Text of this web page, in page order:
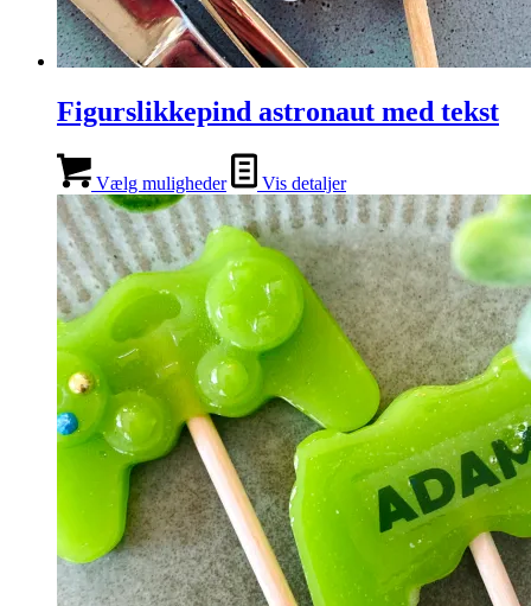
Figurslikkepind astronaut med tekst
Vælg muligheder Vis detaljer